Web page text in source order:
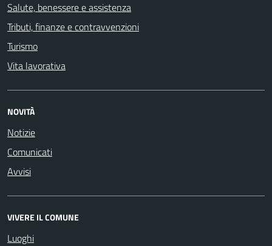
Salute, benessere e assistenza
Tributi, finanze e contravvenzioni
Turismo
Vita lavorativa
NOVITÀ
Notizie
Comunicati
Avvisi
VIVERE IL COMUNE
Luoghi